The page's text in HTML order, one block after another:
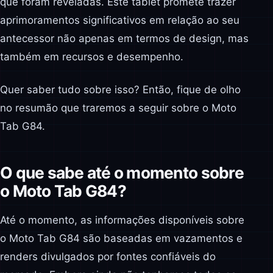
aprimoramentos significativos em relação ao seu
antecessor não apenas em termos de design, mas
também em recursos e desempenho.
Quer saber tudo sobre isso? Então, fique de olho
no resumão que traremos a seguir sobre o Moto
Tab G84.
O que sabe até o momento sobre
o Moto Tab G84?
Até o momento, as informações disponíveis sobre
o Moto Tab G84 são baseadas em vazamentos e
renders divulgados por fontes confiáveis do